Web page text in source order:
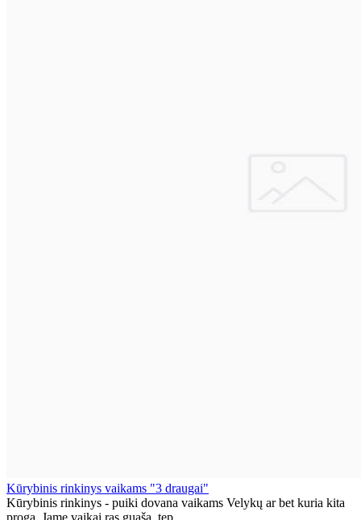
Kūrybinis rinkinys vaikams "3 draugai"
Kūrybinis rinkinys - puiki dovana vaikams Velykų ar bet kuria kita
proga. Jame vaikai ras guašą, tep..